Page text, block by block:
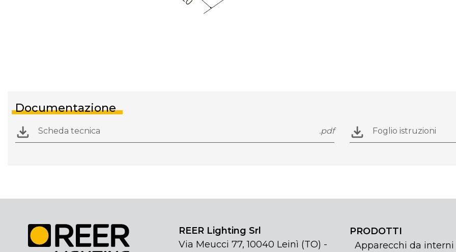
Documentazione
Scheda tecnica .pdf Foglio istruzioni
REER Lighting Srl
Via Meucci 77, 10040 Leinì (TO) -
PRODOTTI
Apparecchi da interni